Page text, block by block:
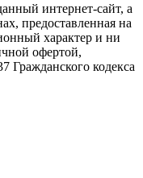
интернет-сайт, а
предоставленная на
характер и ни
офертой,
Гражданского кодекса